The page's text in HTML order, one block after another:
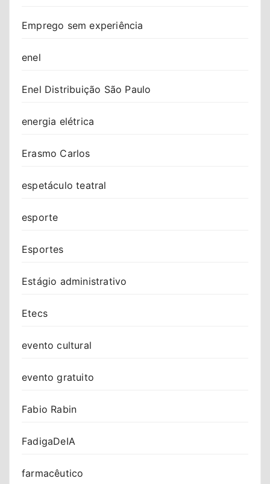
Emprego sem experiência
enel
Enel Distribuição São Paulo
energia elétrica
Erasmo Carlos
espetáculo teatral
esporte
Esportes
Estágio administrativo
Etecs
evento cultural
evento gratuito
Fabio Rabin
FadigaDeIA
farmacêutico